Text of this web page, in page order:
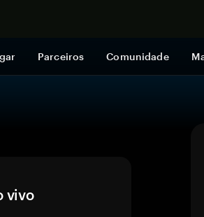
Parceiros Comunidade
vivo